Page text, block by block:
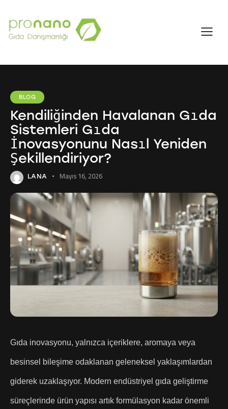
BLOG
Kendiliğinden Havalanan Gıda
Sistemleri Gıda
İnovasyonunu Nasıl Yeniden
Şekillendiriyor?
LANA Mayıs 16, 2026
Gıda inovasyonu, yalnızca içeriklere, aromaya veya
besinsel bileşime odaklanan geleneksel yaklaşımlardan
giderek uzaklaşıyor. Modern endüstriyel gıda geliştirme
süreçlerinde ürün yapısı artık formülasyon kadar önemli